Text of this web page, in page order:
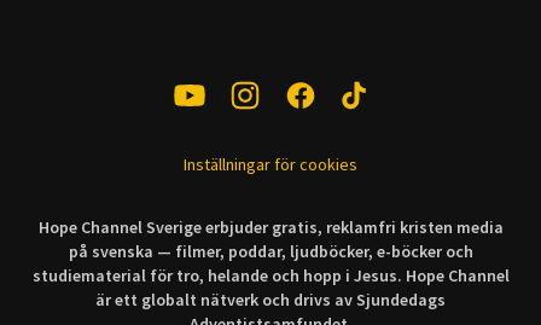
Inställningar för cookies
Hope Channel Sverige erbjuder gratis, reklamfri kristen media
på svenska — filmer, poddar, ljudböcker, e-böcker och
studiematerial för tro, helande och hopp i Jesus. Hope Channel
är ett globalt nätverk och drivs av Sjundedags